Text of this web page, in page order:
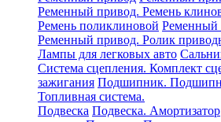
Ременный привод. Ремень
Ремень поликлиновой Ременный
Ременный привод. Ролик
Лампы для легковых авто
Система сцепления. Комплект
зажигания Подшипник.
Топливная система.
Подвеска Подвеска. Амортизатор